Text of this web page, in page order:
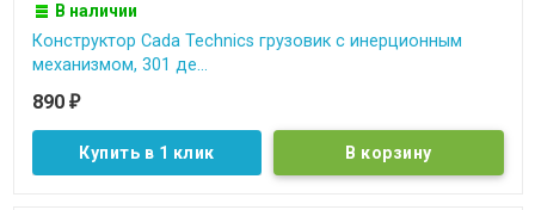
В наличии
Конструктор Cada Technics грузовик c инерционным
механизмом, 301 де...
890 ₽
Купить в 1 клик